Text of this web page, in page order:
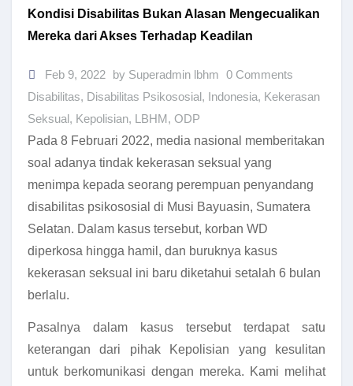
Kondisi Disabilitas Bukan Alasan Mengecualikan
Mereka dari Akses Terhadap Keadilan
Feb 9, 2022 by Superadmin lbhm 0 Comments
Disabilitas, Disabilitas Psikososial, Indonesia, Kekerasan
Seksual, Kepolisian, LBHM, ODP
Pada 8 Februari 2022, media nasional memberitakan
soal adanya tindak kekerasan seksual yang
menimpa kepada seorang perempuan penyandang
disabilitas psikososial di Musi Bayuasin, Sumatera
Selatan. Dalam kasus tersebut, korban WD
diperkosa hingga hamil, dan buruknya kasus
kekerasan seksual ini baru diketahui setalah 6 bulan
berlalu.
Pasalnya dalam kasus tersebut terdapat satu
keterangan dari pihak Kepolisian yang kesulitan
untuk berkomunikasi dengan mereka. Kami melihat